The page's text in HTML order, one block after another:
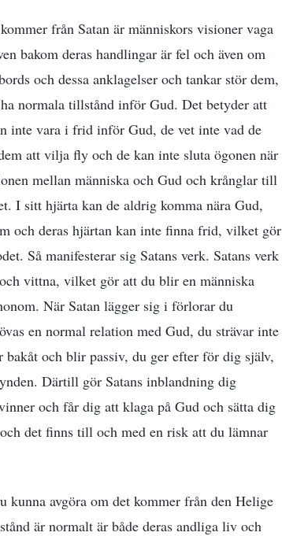
från Satan är människors visioner vaga
bakom deras handlingar är fel och även om
och dessa anklagelser och tankar stör dem,
normala tillstånd inför Gud. Det betyder att
inte vara i frid inför Gud, de vet inte vad de
att vilja fly och de kan inte sluta ögonen när
mellan människa och Gud och krånglar till
I sitt hjärta kan de aldrig komma nära Gud,
och deras hjärtan kan inte finna frid, vilket gör
Så manifesterar sig Satans verk. Satans verk
vittna, vilket gör att du blir en människa
När Satan lägger sig i förlorar du
en normal relation med Gud, du strävar inte
och blir passiv, du ger efter för dig själv,
Därtill gör Satans inblandning dig
och får dig att klaga på Gud och sätta dig
det finns till och med en risk att du lämnar
avgöra om det kommer från den Helige
är normalt är både deras andliga liv och